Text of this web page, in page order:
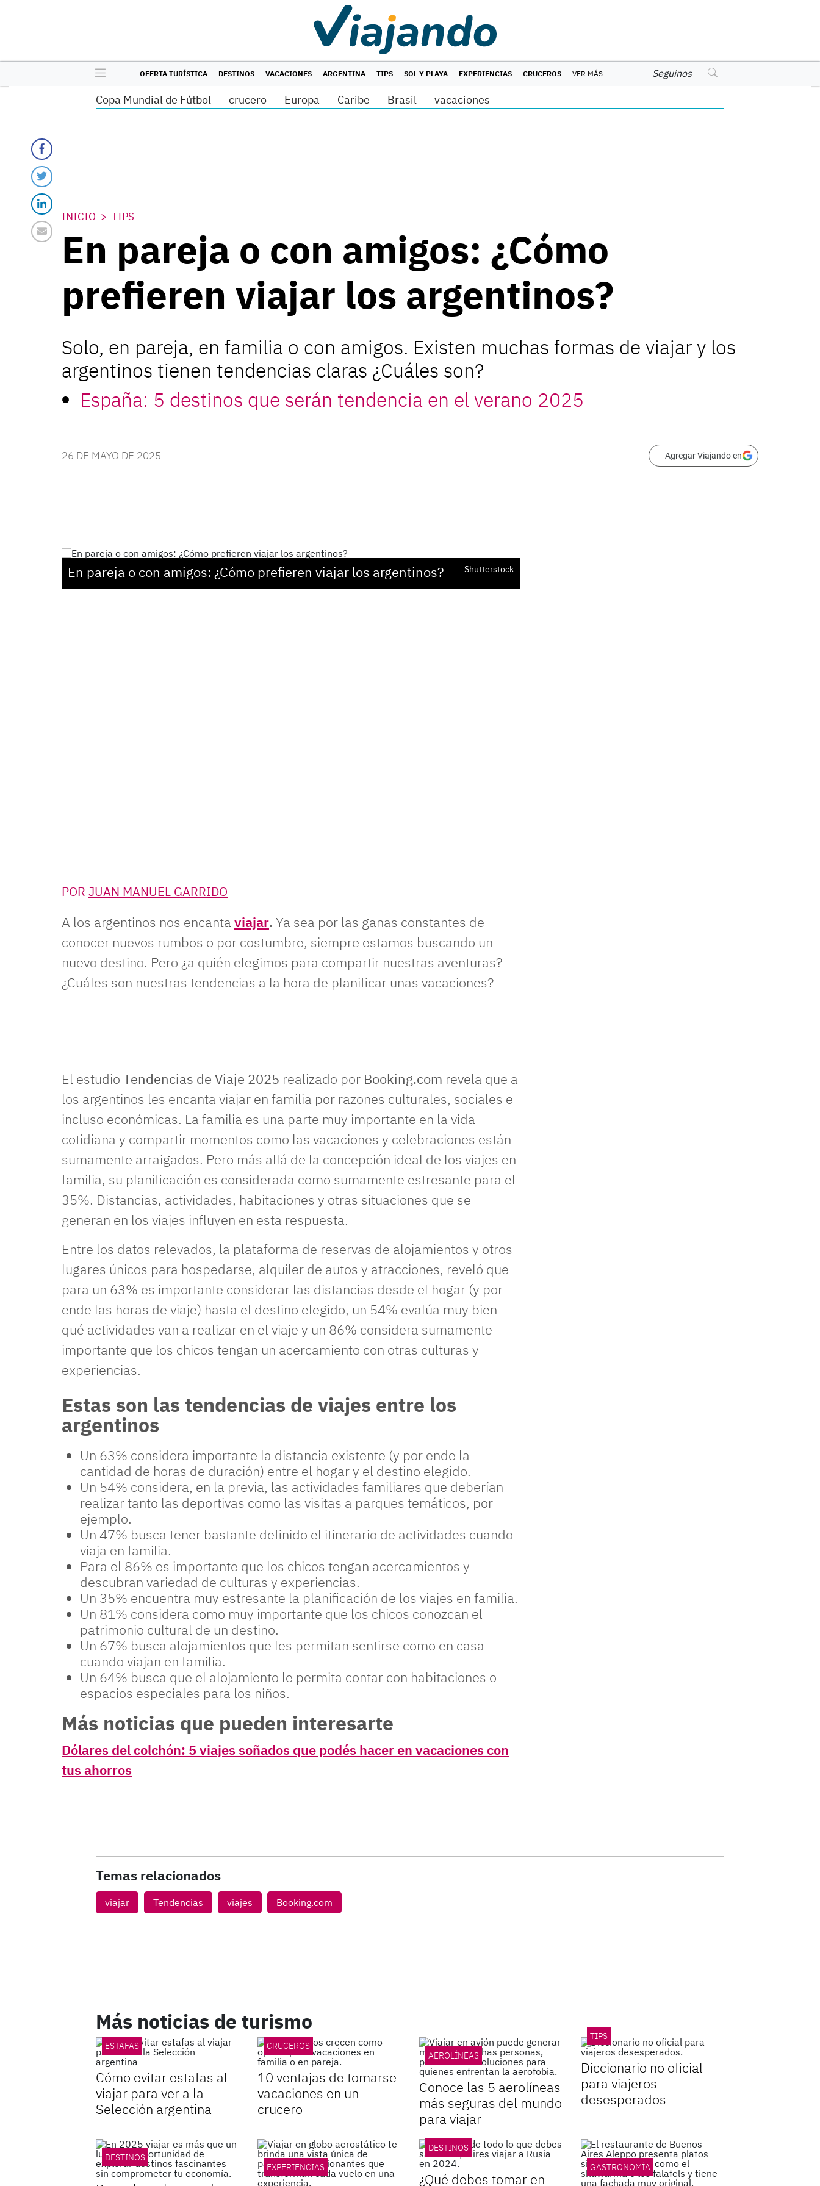
OFERTA TURÍSTICA DESTINOS VACACIONES ARGENTINA TIPS SOL Y PLAYA EXPERIENCIAS CRUCEROS VER MÁS Seguinos
Copa Mundial de Fútbol crucero Europa Caribe Brasil vacaciones
INICIO TIPS
En pareja o con amigos: ¿Cómo
prefieren viajar los argentinos?
Solo, en pareja, en familia o con amigos. Existen muchas formas de viajar y los
argentinos tienen tendencias claras ¿Cuáles son?
España: 5 destinos que serán tendencia en el verano 2025
26 DE MAYO DE 2025 Agregar Viajando en
En pareja o con amigos: ¿Cómo prefieren viajar los argentinos? Shutterstock
POR JUAN MANUEL GARRIDO
A los argentinos nos encanta viajar. Ya sea por las ganas constantes de
conocer nuevos rumbos o por costumbre, siempre estamos buscando un
nuevo destino. Pero ¿a quién elegimos para compartir nuestras aventuras?
¿Cuáles son nuestras tendencias a la hora de planificar unas vacaciones?
El estudio Tendencias de Viaje 2025 realizado por Booking.com revela que a
los argentinos les encanta viajar en familia por razones culturales, sociales e
incluso económicas. La familia es una parte muy importante en la vida
cotidiana y compartir momentos como las vacaciones y celebraciones están
sumamente arraigados. Pero más allá de la concepción ideal de los viajes en
familia, su planificación es considerada como sumamente estresante para el
35%. Distancias, actividades, habitaciones y otras situaciones que se
generan en los viajes influyen en esta respuesta.
Entre los datos relevados, la plataforma de reservas de alojamientos y otros
lugares únicos para hospedarse, alquiler de autos y atracciones, reveló que
para un 63% es importante considerar las distancias desde el hogar (y por
ende las horas de viaje) hasta el destino elegido, un 54% evalúa muy bien
qué actividades van a realizar en el viaje y un 86% considera sumamente
importante que los chicos tengan un acercamiento con otras culturas y
experiencias.
Estas son las tendencias de viajes entre los
argentinos
Un 63% considera importante la distancia existente (y por ende la
cantidad de horas de duración) entre el hogar y el destino elegido.
Un 54% considera, en la previa, las actividades familiares que deberían
realizar tanto las deportivas como las visitas a parques temáticos, por
ejemplo.
Un 47% busca tener bastante definido el itinerario de actividades cuando
viaja en familia.
Para el 86% es importante que los chicos tengan acercamientos y
descubran variedad de culturas y experiencias.
Un 35% encuentra muy estresante la planificación de los viajes en familia.
Un 81% considera como muy importante que los chicos conozcan el
patrimonio cultural de un destino.
Un 67% busca alojamientos que les permitan sentirse como en casa
cuando viajan en familia.
Un 64% busca que el alojamiento le permita contar con habitaciones o
espacios especiales para los niños.
Más noticias que pueden interesarte
Dólares del colchón: 5 viajes soñados que podés hacer en vacaciones con
tus ahorros
Temas relacionados
viajar Tendencias viajes Booking.com
Más noticias de turismo
ESTAFAS
Cómo evitar estafas al
viajar para ver a la
Selección argentina
CRUCEROS
10 ventajas de tomarse
vacaciones en un
crucero
AEROLÍNEAS
Conoce las 5 aerolíneas
más seguras del mundo
para viajar
TIPS
Diccionario no oficial
para viajeros
desesperados
DESTINOS
EXPERIENCIAS
DESTINOS
¿Qué debes tomar en
GASTRONOMÍA